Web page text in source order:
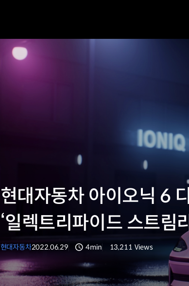
현대자동차 아이오닉 6
‘일렉트리파이드 스트림
현대자동차2022.06.29 4min 13,211 Views